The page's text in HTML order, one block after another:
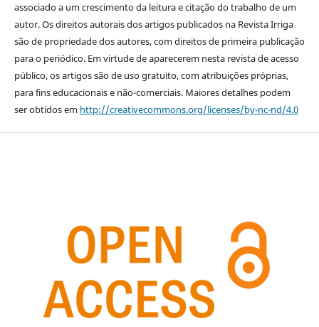
associado a um crescimento da leitura e citação do trabalho de um
autor. Os direitos autorais dos artigos publicados na Revista Irriga
são de propriedade dos autores, com direitos de primeira publicação
para o periódico. Em virtude de aparecerem nesta revista de acesso
público, os artigos são de uso gratuito, com atribuições próprias,
para fins educacionais e não-comerciais. Maiores detalhes podem
ser obtidos em http://creativecommons.org/licenses/by-nc-nd/4.0